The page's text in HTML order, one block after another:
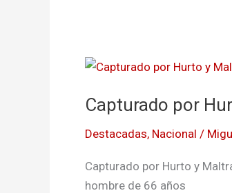
Capturado por
Destacadas, Nacional /
Capturado por Hurto y
hombre de 66 años
Capturado
Hurto
Maltrato
Animal
en